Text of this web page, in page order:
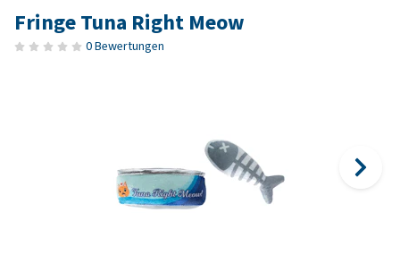
Fringe Tuna Right Meow
0 Bewertungen